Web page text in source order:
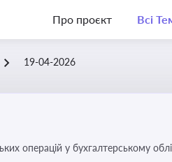
Про проєкт Всі
19-04-2026
операцій у бухгалтерському